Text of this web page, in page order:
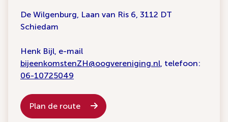
De Wilgenburg, Laan van Ris 6, 3112 DT
Schiedam
Henk Bijl, e-mail
bijeenkomstenZH@oogvereniging.nl, telefoon:
06-10725049
Plan de route